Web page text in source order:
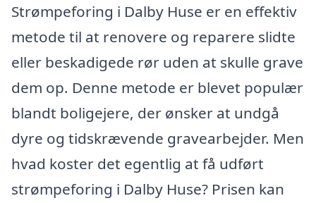
Strømpeforing i Dalby Huse er en effektiv
metode til at renovere og reparere slidte
eller beskadigede rør uden at skulle grave
dem op. Denne metode er blevet populær
blandt boligejere, der ønsker at undgå
dyre og tidskrævende gravearbejder. Men
hvad koster det egentlig at få udført
strømpeforing i Dalby Huse? Prisen kan